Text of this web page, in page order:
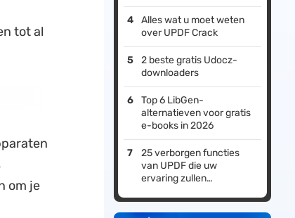
tot al
om je
Alles wat u moet weten
over UPDF Crack
2 beste gratis Udocz-
downloaders
Top 6 LibGen-
alternatieven voor gratis
e-books in 2026
25 verborgen functies
van UPDF die uw
ervaring zullen